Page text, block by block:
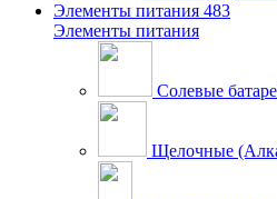
Элементы питания 483
Элементы питания
Солевые
Щелочные